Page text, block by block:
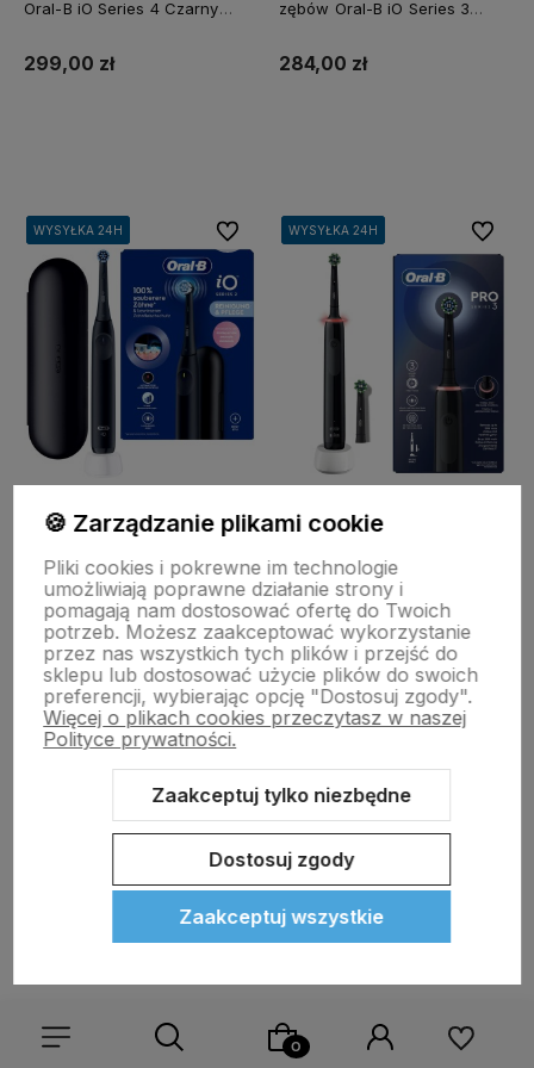
Oral-B iO Series 4 Czarny
299,00 zł
zębów Oral-B iO Series 3
284,00 zł
WYSYŁKA 24H
WYSYŁKA 24H
WYSYŁKA 24H
WYSYŁKA 24H
Szczoteczka Elektryczna
Oral-B iO Series 2 Night Black
199,90 zł
Do koszyka
Do ulubionychWYSYŁKA 24H
WYSYŁKA 24H
WYSYŁKA 24H
WYSYŁKA 24H
Szczoteczka Elektryczna
Oral-B Pro 3 3000 Cross
Action Czarna
229,00 zł
Do
Zapisz się na nasz biuletyn – Wpisz adres e-mail
🍪 Zarządzanie plikami cookie
Pliki cookies i pokrewne im technologie
umożliwiają poprawne działanie strony i
pomagają nam dostosować ofertę do Twoich
potrzeb. Możesz zaakceptować wykorzystanie
przez nas wszystkich tych plików i przejść do
sklepu lub dostosować użycie plików do swoich
preferencji, wybierając opcję "Dostosuj zgody".
Więcej o plikach cookies przeczytasz w naszej
Polityce prywatności.
Zaakceptuj tylko niezbędne
Dostosuj zgody
Zaakceptuj wszystkie